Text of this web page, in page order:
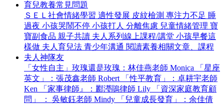
育兒教養常見問題
ＳＥＬ社會情緒學習 適性發展 皮紋檢測 專注力不足 睡
過夜 小孩哭鬧不停 小孩打人 分離焦慮 兒童情緒管理 寶
寶副食品 親子共讀 夫人系列線上課程/講堂 小孩早餐這
樣做 夫人育兒法 青少年溝通 閱讀素養相關文章、課程
夫人神隊友
「女性自主」玫瑰還是玫瑰：林佳燕老師 Monica
「星座
英文」：張茂鑫老師 Robert
「性平教育」：卓耕宇老師
Ken
「家事律師』：酈瀅鵑律師 Lily
「資深家庭教育顧
問」 ： 吳敏鈺老師 Mindy
「兒童成長發育」：余佳倩